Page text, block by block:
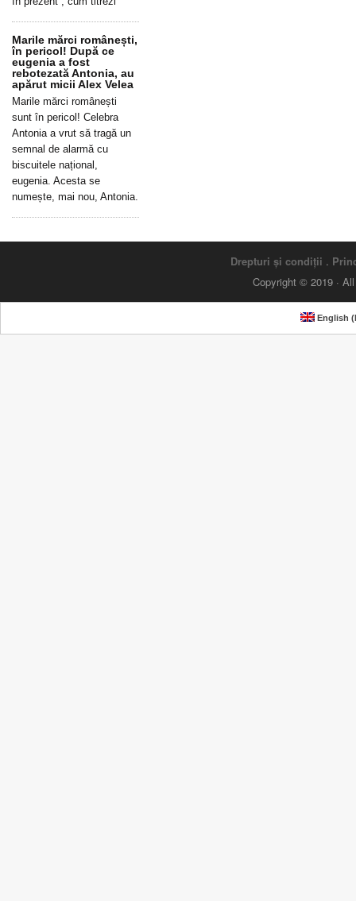
Marile mărci românești,
în pericol! După ce
eugenia a fost
rebotezată Antonia, au
apărut micii Alex Velea
Marile mărci românești
sunt în pericol! Celebra
Antonia a vrut să tragă un
semnal de alarmă cu
biscuitele național,
eugenia. Acesta se
numește, mai nou, Antonia.
Drepturi și condiții .
Copyright © 2019 ·
English (